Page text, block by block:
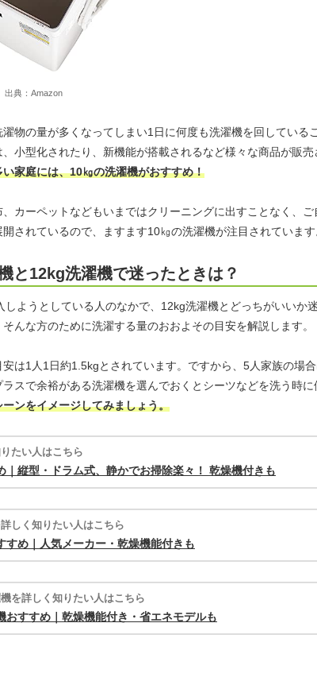
出典：Amazon
物の量が多くなってしまい1日に何度も洗濯機を回している
、小型化されたり、新機能が搭載されるなど様々な商品が販売
家庭には、10㎏の洗濯機がおすすめ！
、カーペットなどもいまではクリーニングに出すことなく、
されているので、ますます10㎏の洗濯機が注目されています
と12kg洗濯機で迷ったときは？
しようとしている人のなかで、12kg洗濯機とどっちがいいか
んな方のために洗濯する量のおおよその目安を解説します。
は1人1日約1.5kgとされています。ですから、5人家族の場
スで余裕がある洗濯機を選んでおくとシーツなどを洗う時に
ンをイメージしてみましょう。
たい人はこちら
｜縦型・ドラム式、静かでお掃除楽々！ 乾燥機付きも
しく知りたい人はこちら
すめ｜人気メーカー・乾燥機能付きも
を詳しく知りたい人はこちら
おすすめ｜乾燥機能付き・省エネモデルも